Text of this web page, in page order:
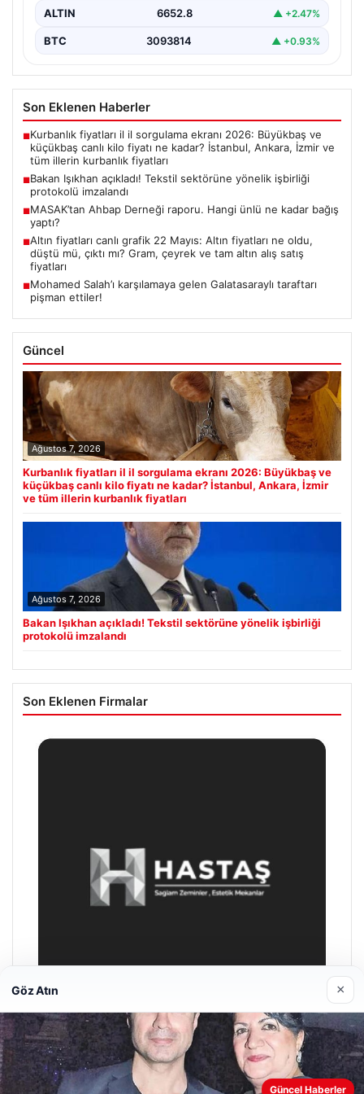
ALTIN 6652.8 ▲ +2.47%
BTC 3093814 ▲ +0.93%
Son Eklenen Haberler
■Kurbanlık fiyatları il il sorgulama ekranı 2026: Büyükbaş ve
küçükbaş canlı kilo fiyatı ne kadar? İstanbul, Ankara, İzmir ve
tüm illerin kurbanlık fiyatları
■Bakan Işıkhan açıkladı! Tekstil sektörüne yönelik işbirliği
protokolü imzalandı
■MASAK’tan Ahbap Derneği raporu. Hangi ünlü ne kadar bağış
yaptı?
■Altın fiyatları canlı grafik 22 Mayıs: Altın fiyatları ne oldu,
düştü mü, çıktı mı? Gram, çeyrek ve tam altın alış satış
fiyatları
■Mohamed Salah’ı karşılamaya gelen Galatasaraylı taraftarı
pişman ettiler!
Güncel
Ağustos 7, 2026
Kurbanlık fiyatları il il sorgulama ekranı 2026: Büyükbaş ve
küçükbaş canlı kilo fiyatı ne kadar? İstanbul, Ankara, İzmir
ve tüm illerin kurbanlık fiyatları
Ağustos 7, 2026
Bakan Işıkhan açıkladı! Tekstil sektörüne yönelik işbirliği
protokolü imzalandı
Son Eklenen Firmalar
Prenses Night Club
Nisan 29, 2026
Web sitemizi nasıl kullandığınızı daha iyi anlayabilmek,
Göz Atın ×
Güncel Haberler